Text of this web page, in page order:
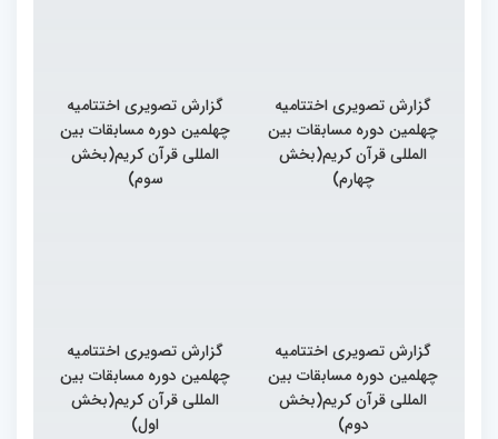
گزارش تصویری اختتامیه
چهلمین دوره مسابقات بین
المللی قرآن کریم(بخش
چهارم)
گزارش تصویری اختتامیه
چهلمین دوره مسابقات بین
المللی قرآن کریم(بخش
سوم)
گزارش تصویری اختتامیه
چهلمین دوره مسابقات بین
المللی قرآن کریم(بخش
دوم)
گزارش تصویری اختتامیه
چهلمین دوره مسابقات بین
المللی قرآن کریم(بخش
اول)